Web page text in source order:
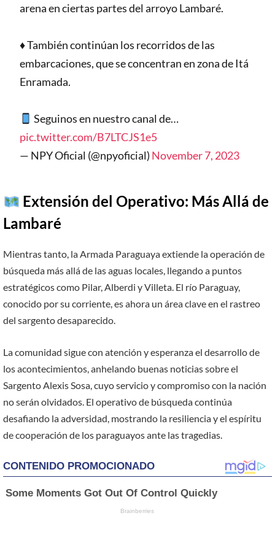
arena en ciertas partes del arroyo Lambaré.
♦️ También continúan los recorridos de las
embarcaciones, que se concentran en zona de Itá
Enramada.
Seguinos en nuestro canal de…
pic.twitter.com/B7LTCJS1e5
— NPY Oficial (@npyoficial) November 7, 2023
Extensión del Operativo: Más Allá de
Lambaré
Mientras tanto, la Armada Paraguaya extiende la operación de
búsqueda más allá de las aguas locales, llegando a puntos
estratégicos como Pilar, Alberdi y Villeta. El río Paraguay,
conocido por su corriente, es ahora un área clave en el rastreo
del sargento desaparecido.
La comunidad sigue con atención y esperanza el desarrollo de
los acontecimientos, anhelando buenas noticias sobre el
Sargento Alexis Sosa, cuyo servicio y compromiso con la nación
no serán olvidados. El operativo de búsqueda continúa
desafiando la adversidad, mostrando la resiliencia y el espíritu
de cooperación de los paraguayos ante las tragedias.